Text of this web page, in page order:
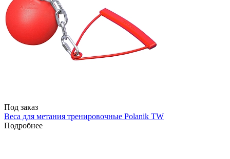
Под заказ
Веса для метания тренировочные Polanik TW
Подробнее